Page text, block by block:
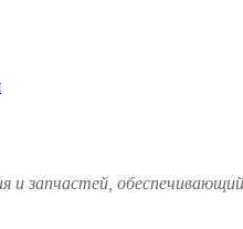
запчастей,